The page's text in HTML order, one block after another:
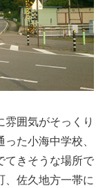
囲気がそっくり
た小海中学校、
てきそうな場所で
、佐久地方一帯に